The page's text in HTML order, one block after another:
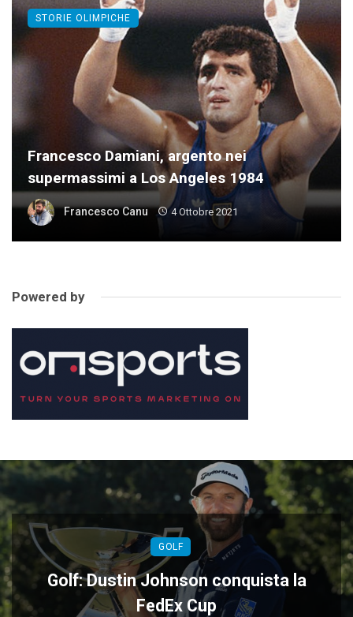
Francesco Damiani, argento nei
supermassimi a Los Angeles 1984
Francesco Canu 4 Ottobre 2021
STORIE OLIMPICHE
Powered by
GOLF
Golf: Dustin Johnson conquista la
FedEx Cup